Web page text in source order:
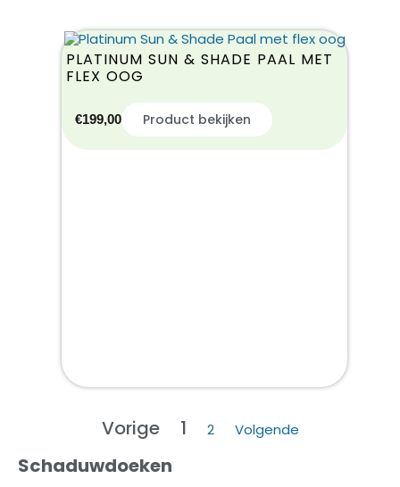
PLATINUM SUN & SHADE PAAL MET
FLEX OOG
€199,00 Product bekijken
Vorige 1 2 Volgende
Schaduwdoeken